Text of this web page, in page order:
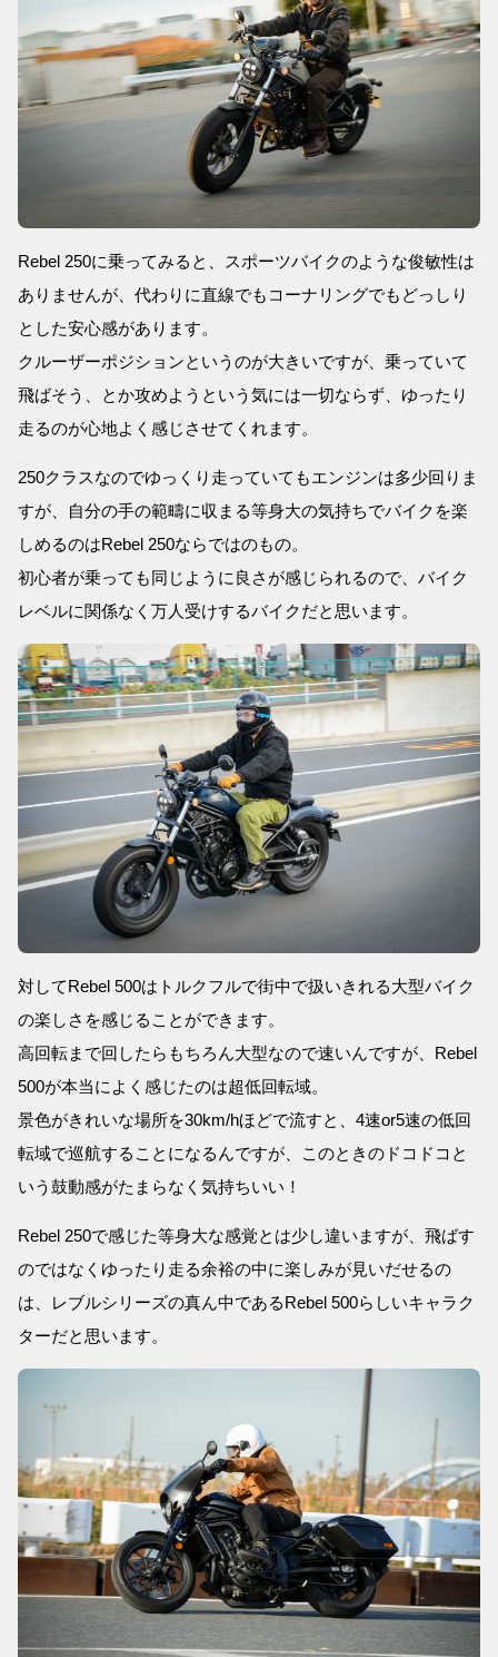
Rebel 250に乗ってみると、スポーツバイクのような俊敏性は
ありませんが、代わりに直線でもコーナリングでもどっしり
とした安心感があります。
クルーザーポジションというのが大きいですが、乗っていて
飛ばそう、とか攻めようという気には一切ならず、ゆったり
走るのが心地よく感じさせてくれます。
250クラスなのでゆっくり走っていてもエンジンは多少回りま
すが、自分の手の範疇に収まる等身大の気持ちでバイクを楽
しめるのはRebel 250ならではのもの。
初心者が乗っても同じように良さが感じられるので、バイク
レベルに関係なく万人受けするバイクだと思います。
対してRebel 500はトルクフルで街中で扱いきれる大型バイク
の楽しさを感じることができます。
高回転まで回したらもちろん大型なので速いんですが、Rebel
500が本当によく感じたのは超低回転域。
景色がきれいな場所を30km/hほどで流すと、4速or5速の低回
転域で巡航することになるんですが、このときのドコドコと
いう鼓動感がたまらなく気持ちいい！
Rebel 250で感じた等身大な感覚とは少し違いますが、飛ばす
のではなくゆったり走る余裕の中に楽しみが見いだせるの
は、レブルシリーズの真ん中であるRebel 500らしいキャラク
ターだと思います。